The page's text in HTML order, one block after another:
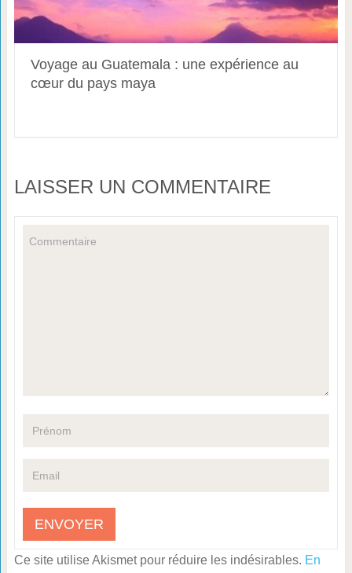
Voyage au Guatemala : une expérience au
cœur du pays maya
LAISSER UN COMMENTAIRE
Ce site utilise Akismet pour réduire les indésirables. En